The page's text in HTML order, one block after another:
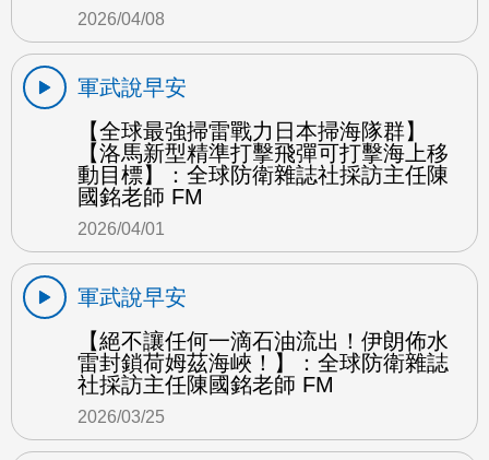
2026/04/08
軍武說早安
【全球最強掃雷戰力日本掃海隊群】
【洛馬新型精準打擊飛彈可打擊海上移
動目標】：全球防衛雜誌社採訪主任陳
國銘老師 FM
2026/04/01
軍武說早安
【絕不讓任何一滴石油流出！伊朗佈水
雷封鎖荷姆茲海峽！】：全球防衛雜誌
社採訪主任陳國銘老師 FM
2026/03/25